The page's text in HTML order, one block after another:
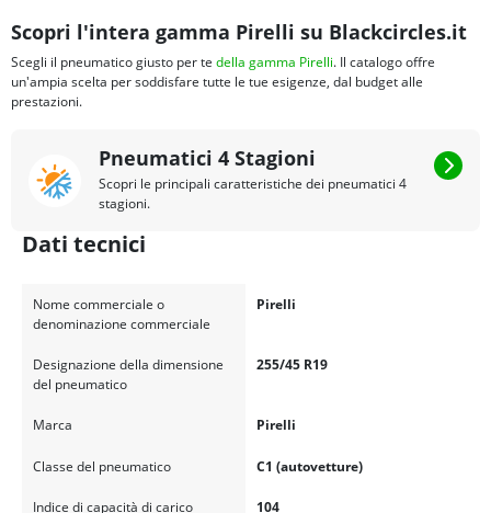
Scopri l'intera gamma Pirelli su Blackcircles.it
Scegli il pneumatico giusto per te della gamma Pirelli. Il catalogo offre
un'ampia scelta per soddisfare tutte le tue esigenze, dal budget alle
prestazioni.
Pneumatici 4 Stagioni
Scopri le principali caratteristiche dei pneumatici 4
stagioni.
Dati tecnici
Nome commerciale o
denominazione commerciale
Pirelli
Designazione della dimensione
del pneumatico
255/45 R19
Marca Pirelli
Classe del pneumatico C1 (autovetture)
Indice di capacità di carico 104